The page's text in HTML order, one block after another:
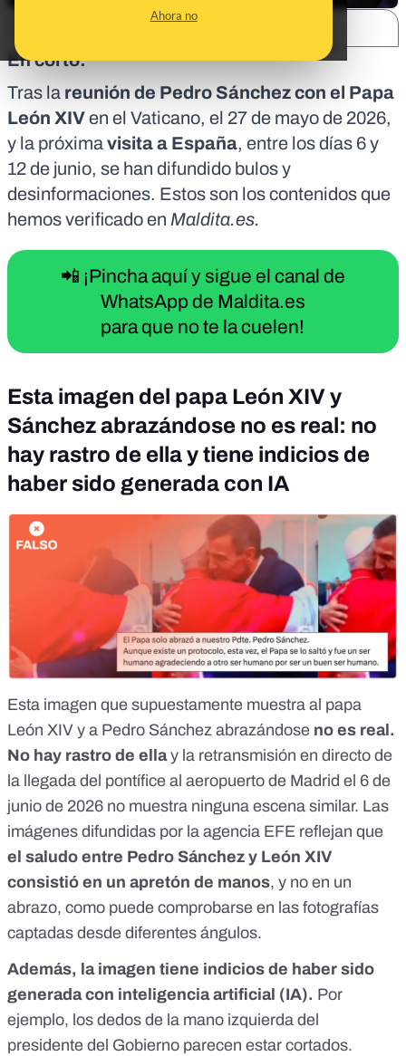
Ahora no
En corto:
Tras la reunión de Pedro Sánchez con el Papa
León XIVen el Vaticano, el 27 de mayo de 2026,
y la próximavisita a España, entre los días 6 y
12 de junio, se han difundido bulos y
desinformaciones. Estos son los contenidos que
hemos verificado en Maldita.es.
📲 ¡Pincha aquí y sigue el canal de
WhatsApp de Maldita.es
para que no te la cuelen!
Esta imagen del papa León XIV y
Sánchez abrazándose no es real: no
hay rastro de ella y tiene indicios de
haber sido generada con IA
Esta imagen que supuestamente muestra al papa
León XIV y a Pedro Sánchez abrazándose no es real .
No hay rastro de ellay la retransmisión en directo de
la llegada del pontífice al aeropuerto de Madrid el 6 de
junio de 2026 no muestra ninguna escena similar. Las
imágenes difundidas por la agencia EFE reflejan que
el saludo entre Pedro Sánchez y León XIV
consistió en un apretón de manos, y no en un
abrazo, como puede comprobarse en las fotografías
captadas desde diferentes ángulos.
Además, la imagen tiene indicios de haber sido
generada con inteligencia artificial (IA). Por
ejemplo, los dedos de la mano izquierda del
presidente del Gobierno parecen estar cortados.